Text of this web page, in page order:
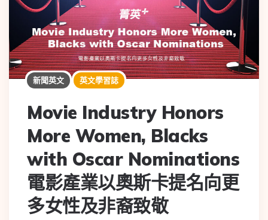
新聞英文 英文學習誌
Movie Industry Honors
More Women, Blacks
with Oscar Nominations
電影產業以奧斯卡提名向更
多女性及非裔致敬